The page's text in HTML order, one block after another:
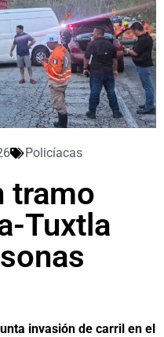
Policíacas
tramo
Tuxtla
invasión de carril en el